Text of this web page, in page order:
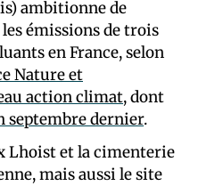
ambitionne de
émissions de trois
en France, selon
Nature et
action climat, dont
septembre dernier.
Lhoist et la cimenterie
mais aussi le site